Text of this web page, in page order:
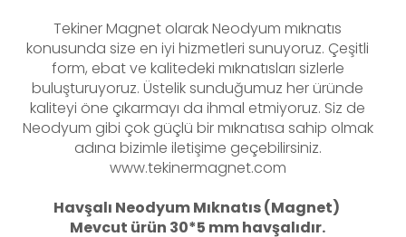
Tekiner Magnet olarak Neodyum mıknatıs
konusunda size en iyi hizmetleri sunuyoruz. Çeşitli
form, ebat ve kalitedeki mıknatısları sizlerle
buluşturuyoruz. Üstelik sunduğumuz her üründe
kaliteyi öne çıkarmayı da ihmal etmiyoruz. Siz de
Neodyum gibi çok güçlü bir mıknatısa sahip olmak
adına bizimle iletişime geçebilirsiniz.
www.tekinermagnet.com
Havşalı Neodyum Mıknatıs (Magnet)
Mevcut ürün 30*5 mm havşalıdır.